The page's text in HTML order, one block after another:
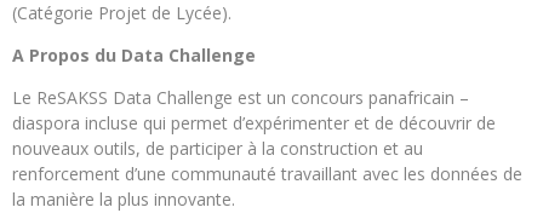
(Catégorie Projet de Lycée).
A Propos du Data Challenge
Le ReSAKSS Data Challenge est un concours panafricain –
diaspora incluse qui permet d’expérimenter et de découvrir de
nouveaux outils, de participer à la construction et au
renforcement d’une communauté travaillant avec les données de
la manière la plus innovante.